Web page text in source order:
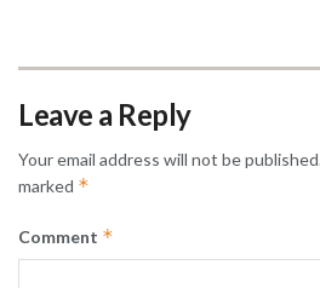
Leave a Reply
Your email address will not be
marked *
Comment *